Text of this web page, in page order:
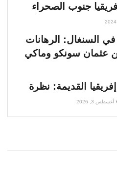
جنوب الصحراء
في السنغال: الرهانات
عثمان سونكو وماكي
القديمة: نظرة
أغسطس 3, 2026